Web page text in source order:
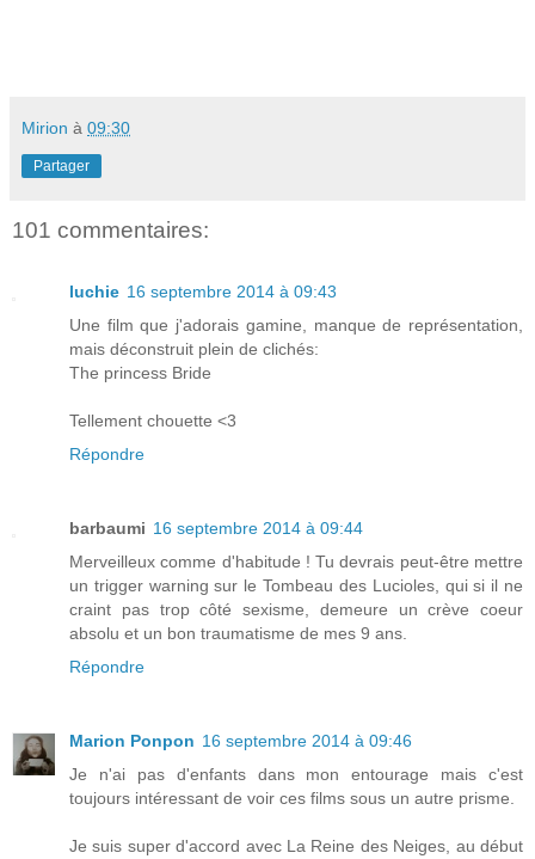
Mirion à 09:30
Partager
101 commentaires:
luchie 16 septembre 2014 à 09:43
Une film que j'adorais gamine, manque de représentation,
mais déconstruit plein de clichés:
The princess Bride
Tellement chouette <3
Répondre
barbaumi 16 septembre 2014 à 09:44
Merveilleux comme d'habitude ! Tu devrais peut-être mettre
un trigger warning sur le Tombeau des Lucioles, qui si il ne
craint pas trop côté sexisme, demeure un crève coeur
absolu et un bon traumatisme de mes 9 ans.
Répondre
Marion Ponpon 16 septembre 2014 à 09:46
Je n'ai pas d'enfants dans mon entourage mais c'est
toujours intéressant de voir ces films sous un autre prisme.
Je suis super d'accord avec La Reine des Neiges, au début